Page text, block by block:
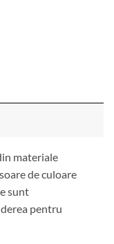
materiale
de culoare
sunt
pentru